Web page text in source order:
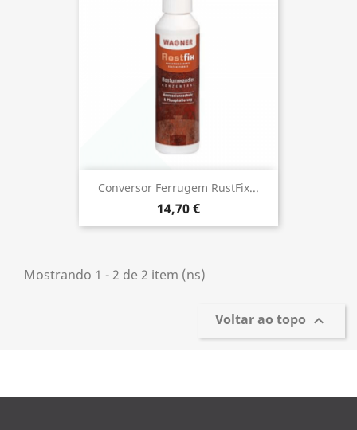
Conversor Ferrugem RustFix...
14,70 €
Mostrando 1 - 2 de 2 item (ns)
Voltar ao topo 